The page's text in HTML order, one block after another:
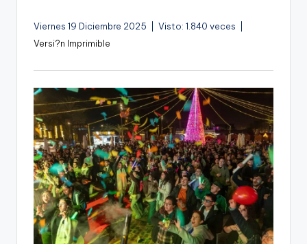
Viernes 19 Diciembre 2025 | Visto: 1.840 veces |
Versi?n Imprimible